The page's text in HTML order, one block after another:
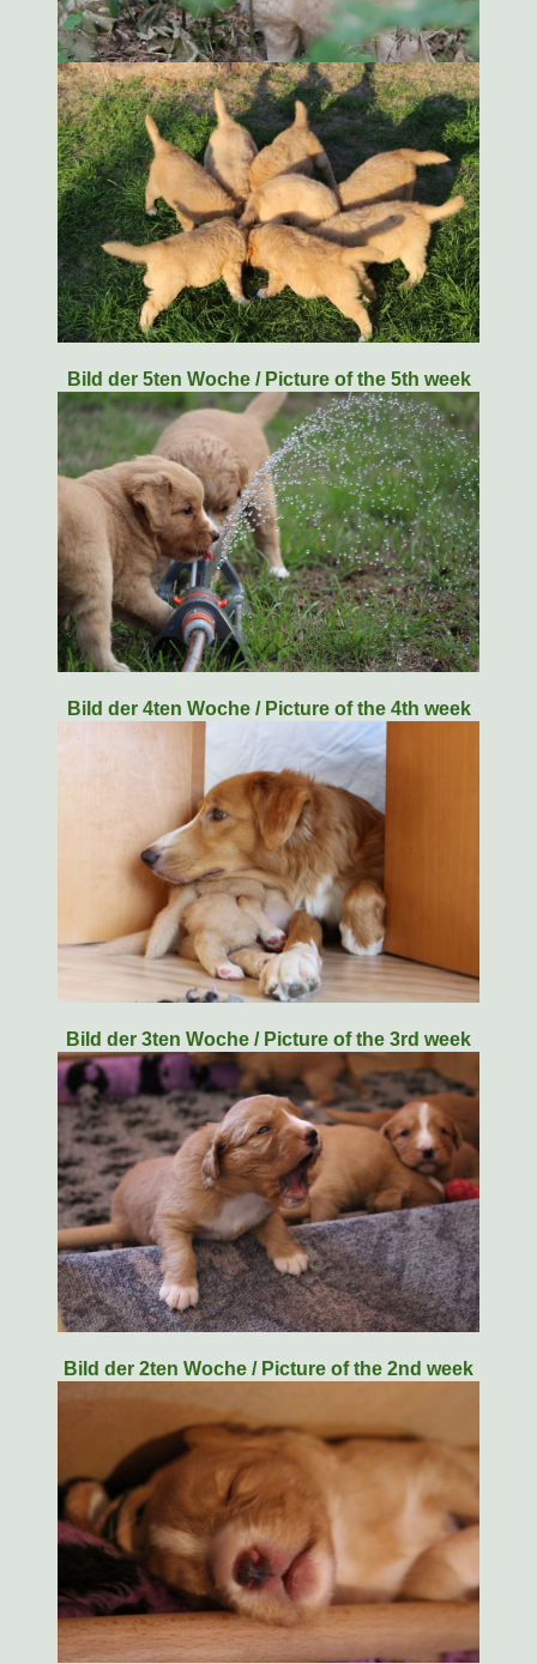
Bild der 5ten Woche / Picture of the 5th week
Bild der 4ten Woche / Picture of the 4th week
Bild der 3ten Woche / Picture of the 3rd week
Bild der 2ten Woche / Picture of the 2nd week